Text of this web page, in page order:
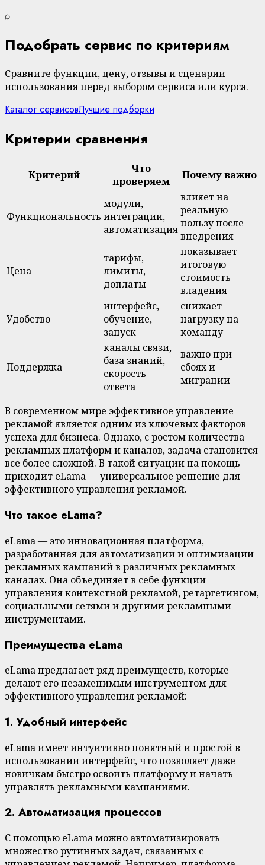
⌕
Подобрать сервис по критериям
Сравните функции, цену, отзывы и сценарии
использования перед выбором сервиса или курса.
Каталог сервисовЛучшие подборки
Критерии сравнения
Критерий
Что
проверяем
Почему важно
Функциональность
модули,
интеграции,
автоматизация
влияет на
реальную
пользу после
внедрения
Цена
тарифы,
лимиты,
доплаты
показывает
итоговую
стоимость
владения
Удобство
интерфейс,
обучение,
запуск
снижает
нагрузку на
команду
Поддержка
каналы связи,
база знаний,
скорость
ответа
важно при
сбоях и
миграции
В современном мире эффективное управление
рекламой является одним из ключевых факторов
успеха для бизнеса. Однако, с ростом количества
рекламных платформ и каналов, задача становится
все более сложной. В такой ситуации на помощь
приходит eLama — универсальное решение для
эффективного управления рекламой.
Что такое eLama?
eLama — это инновационная платформа,
разработанная для автоматизации и оптимизации
рекламных кампаний в различных рекламных
каналах. Она объединяет в себе функции
управления контекстной рекламой, ретаргетингом,
социальными сетями и другими рекламными
инструментами.
Преимущества eLama
eLama предлагает ряд преимуществ, которые
делают его незаменимым инструментом для
эффективного управления рекламой:
1. Удобный интерфейс
eLama имеет интуитивно понятный и простой в
использовании интерфейс, что позволяет даже
новичкам быстро освоить платформу и начать
управлять рекламными кампаниями.
2. Автоматизация процессов
С помощью eLama можно автоматизировать
множество рутинных задач, связанных с